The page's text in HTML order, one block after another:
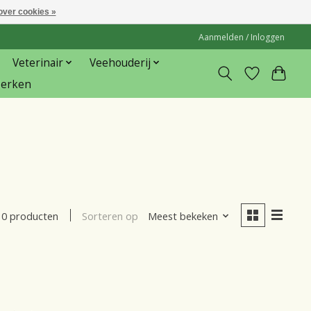
Aanmelden / Inloggen
Veterinair
Veehouderij
0 producten Sorteren op Meest bekeken
cookies »